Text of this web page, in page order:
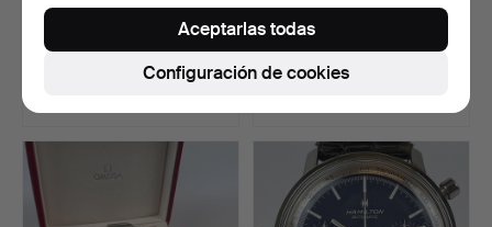
RELOJ DE PULSERA,
cronómetro automático
Om…
Subastado 14 ene 2024
RELOJ DE PULSERA PARA
DAMA, oro, 18K, Tiss…
Subastado 8 may 2026
11 pujas
Configuración de cookies
Aceptarlas todas